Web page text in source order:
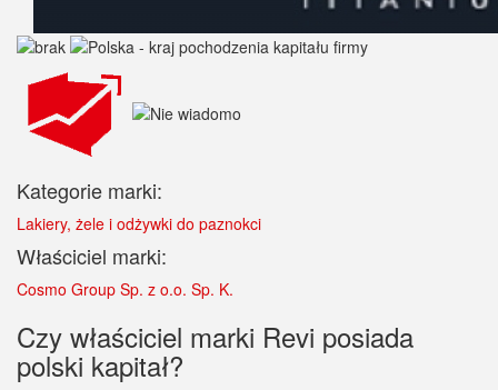
Kategorie marki:
Lakiery, żele i odżywki do paznokci
Właściciel marki:
Cosmo Group Sp. z o.o. Sp. K.
Czy właściciel marki Revi posiada
polski kapitał?